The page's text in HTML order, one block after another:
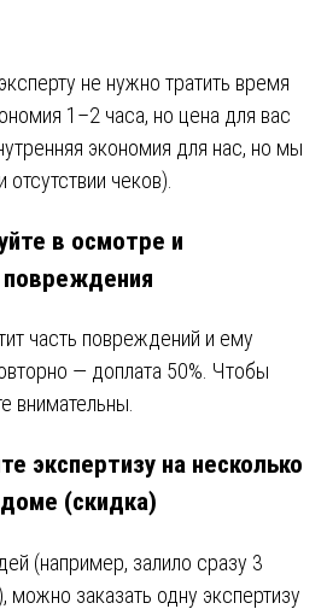
не нужно тратить время
1–2 часа, но цена для вас
экономия для нас, но мы
чеков).
в осмотре и
часть повреждений и ему
— доплата 50%. Чтобы
внимательны.
экспертизу на несколько
(скидка)
(например, залило сразу 3
можно заказать одну экспертизу